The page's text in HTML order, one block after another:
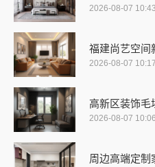
2026-08-07
福建尚艺空间
2026-08-07
高新区装饰毛
2026-08-07
周边高端定制